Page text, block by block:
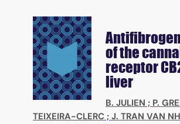
of the
receptor
liver
B. JULIEN ; P.
TEIXEIRA-CLERC ; J. TRAN VAN